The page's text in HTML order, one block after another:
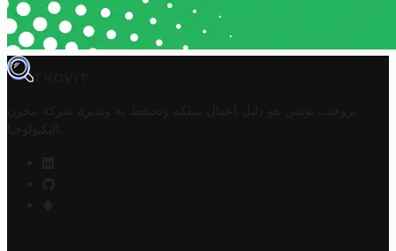
TROVIT
تروفيت تونس هو دليل أعمال تملكه وتحتفظ به وتديره
شركة مخزن
التكنولوجيا